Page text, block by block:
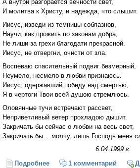
А внутри разгорается вечности свет,
И молитва к Христу, и надежда, что слышит.
Иисус, изведи из темницы соблазнов,
Научи, как прожить по законам добра,
Не лиши за грехи благодати прекрасной.
Иисус, не отвергни, очисти от зла.
Воспеваю спасительный подвиг безмерный,
Неумело, несмело в любви признаюсь.
Иисус, одержавший победу над смертью,
Я в чертоги Твои всей душою стремлюсь.
Оловянные тучи встречают рассвет,
Неприветливый ветер прохладою дышит.
Закричать бы сейчас о любви на весь свет,
Закричать бы… молчу, лишь Господь меня
6.04.1999 г.
Подробнее о Оловянные тучи,
1 комментарий